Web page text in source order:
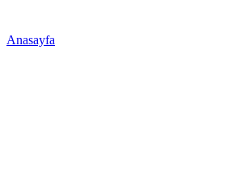
Anasayfa